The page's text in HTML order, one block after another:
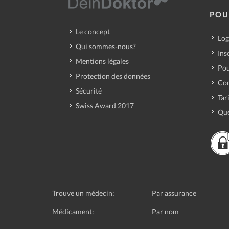
Le concept
Qui sommes-nous?
Mentions légales
Protection des données
Sécurité
Swiss Award 2017
Trouve un médecin: Par assurance
Médicament: Par nom